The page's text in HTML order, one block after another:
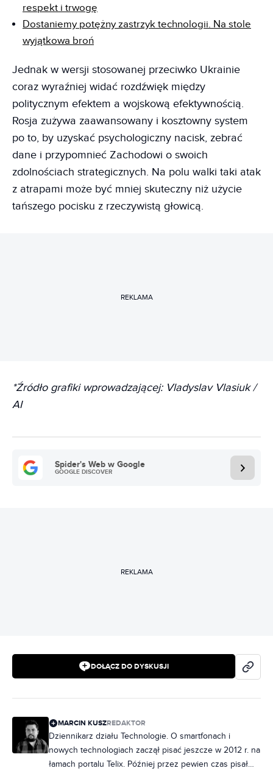
respekt i trwogę
Dostaniemy potężny zastrzyk technologii. Na stole
wyjątkowa broń
Jednak w wersji stosowanej przeciwko Ukrainie
coraz wyraźniej widać rozdźwięk między
politycznym efektem a wojskową efektywnością.
Rosja zużywa zaawansowany i kosztowny system
po to, by uzyskać psychologiczny nacisk, zebrać
dane i przypomnieć Zachodowi o swoich
zdolnościach strategicznych. Na polu walki taki atak
z atrapami może być mniej skuteczny niż użycie
tańszego pocisku z rzeczywistą głowicą.
REKLAMA
*Źródło grafiki wprowadzającej: Vladyslav Vlasiuk /
AI
Spider's Web w Google
GOOGLE DISCOVER
REKLAMA
DOŁĄCZ DO DYSKUSJI
MARCIN KUSZREDAKTOR
Dziennikarz działu Technologie. O smartfonach i
nowych technologiach zaczął pisać jeszcze w 2012 r. na
łamach portalu Telix. Później przez pewien czas pisał